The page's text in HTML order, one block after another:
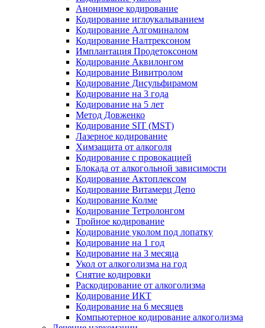
Анонимное кодирование
Кодирование иглоукалыванием
Кодирование Алгоминалом
Кодирование Налтрексоном
Имплантация Продетоксоном
Кодирование Аквилонгом
Кодирование Вивитролом
Кодирование Дисульфирамом
Кодирование на 3 года
Кодирование на 5 лет
Метод Довженко
Кодирование SIT (MST)
Лазерное кодирование
Химзащита от алкоголя
Кодирование с провокацией
Блокада от алкогольной зависимости
Кодирование Актоплексом
Кодирование Витамерц Депо
Кодирование Колме
Кодирование Тетролонгом
Тройное кодирование
Кодирование уколом под лопатку
Кодирование на 1 год
Кодирование на 3 месяца
Укол от алкоголизма на год
Снятие кодировки
Раскодирование от алкоголизма
Кодирование ИКТ
Кодирование на 6 месяцев
Компьютерное кодирование алкоголизма